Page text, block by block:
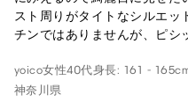
スト周りがタイトなシルエッ
チンではありませんが、ピシ
yoico女性40代身長: 161 -
神奈川県